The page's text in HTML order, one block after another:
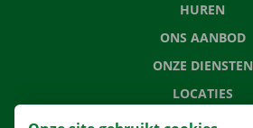
HUREN
ONS AANBOD
ONZE DIENSTEN
LOCATIES
APP